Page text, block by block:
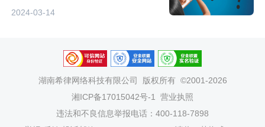
2024-03-14
湖南希律网络科技有限公司 版权所有 ©2001-2026
湘ICP备17015042号-1
营业执照
违法和不良信息举报电话：400-118-7898